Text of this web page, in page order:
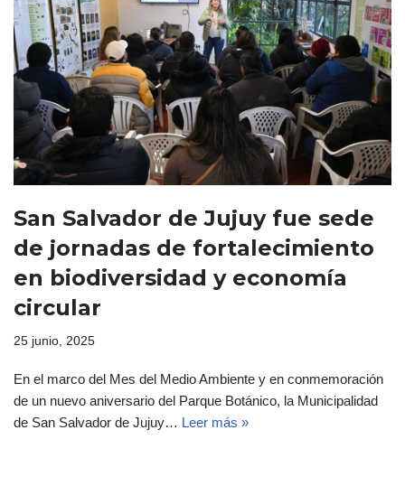
San Salvador de Jujuy fue sede
de jornadas de fortalecimiento
en biodiversidad y economía
circular
25 junio, 2025
En el marco del Mes del Medio Ambiente y en conmemoración
de un nuevo aniversario del Parque Botánico, la Municipalidad
de San Salvador de Jujuy… Leer más »